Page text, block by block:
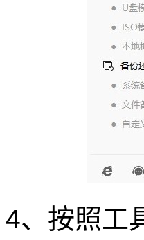
4、按照工